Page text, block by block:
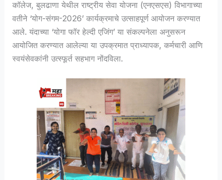
कॉलेज, बुलढाणा येथील राष्ट्रीय सेवा योजना (एनएसएस) विभागाच्या
वतीने ‘योग-संगम-2026’ कार्यक्रमाचे उत्साहपूर्ण आयोजन करण्यात
आले. यंदाच्या ‘योगा फॉर हेल्दी एजिंग’ या संकल्पनेला अनुसरून
आयोजित करण्यात आलेल्या या उपक्रमात प्राध्यापक, कर्मचारी आणि
स्वयंसेवकांनी उत्स्फूर्त सहभाग नोंदविला.